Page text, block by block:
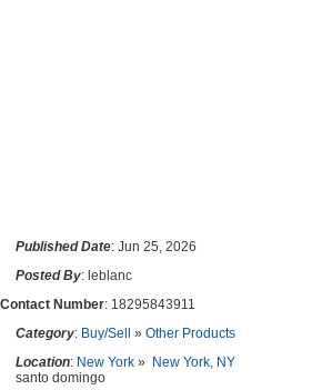
Published Date: Jun 25, 2026
Posted By: leblanc
Contact Number: 18295843911
Category: Buy/Sell » Other Products
Location: New York » New York, NY
santo domingo